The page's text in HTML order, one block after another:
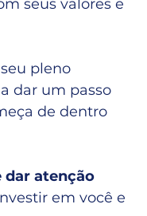
seus valores e
pleno
dar um passo
de dentro
dar atenção
em você e